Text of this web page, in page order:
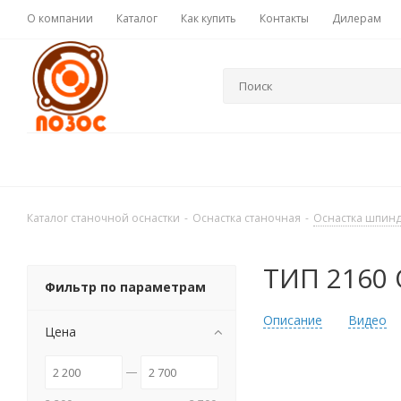
О компании Каталог Как купить Контакты Дилерам
Каталог станочной оснастки - Оснастка станочная - Оснастка
ТИП 2160
Описание Видео
Фильтр по параметрам
Цена